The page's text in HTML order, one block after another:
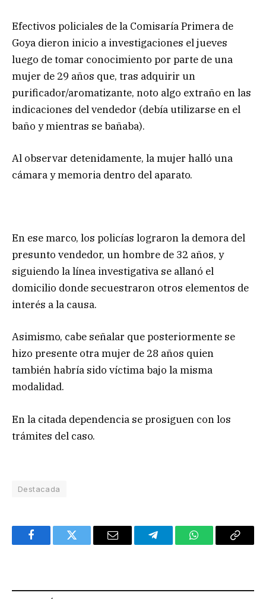
Efectivos policiales de la Comisaría Primera de
Goya dieron inicio a investigaciones el jueves
luego de tomar conocimiento por parte de una
mujer de 29 años que, tras adquirir un
purificador/aromatizante, noto algo extraño en las
indicaciones del vendedor (debía utilizarse en el
baño y mientras se bañaba).
Al observar detenidamente, la mujer halló una
cámara y memoria dentro del aparato.
En ese marco, los policías lograron la demora del
presunto vendedor, un hombre de 32 años, y
siguiendo la línea investigativa se allanó el
domicilio donde secuestraron otros elementos de
interés a la causa.
Asimismo, cabe señalar que posteriormente se
hizo presente otra mujer de 28 años quien
también habría sido víctima bajo la misma
modalidad.
En la citada dependencia se prosiguen con los
trámites del caso.
Destacada
FacebookTwitter Email TelegramWhatsAppCopy